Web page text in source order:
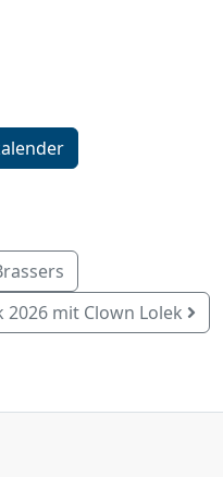
2026 mit Clown Lolek